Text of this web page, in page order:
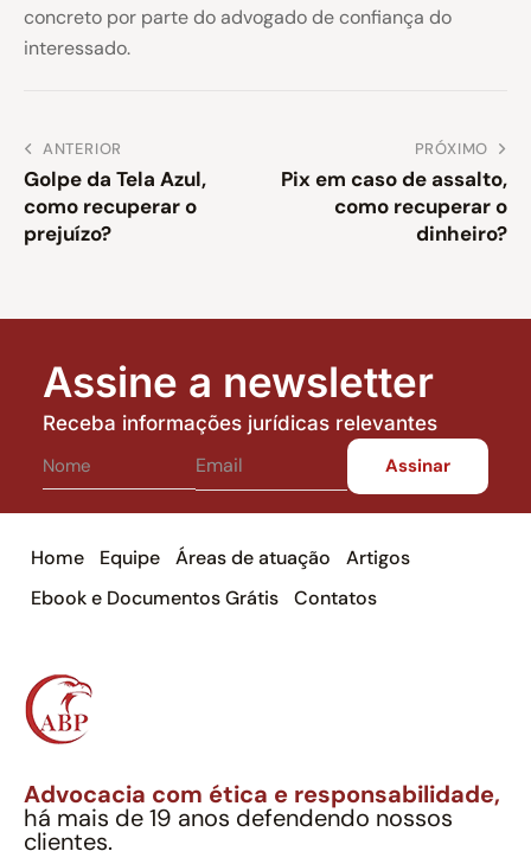
concreto por parte do advogado de confiança do
interessado.
ANTERIOR
Golpe da Tela Azul,
como recuperar o
prejuízo?
PRÓXIMO
Pix em caso de assalto,
como recuperar o
dinheiro?
Assine a newsletter
Receba informações jurídicas relevantes
Home Equipe Áreas de atuação
Artigos
Ebook e Documentos Grátis
Contatos
Advocacia com ética e responsabilidade,
há mais de 19 anos defendendo nossos
clientes.